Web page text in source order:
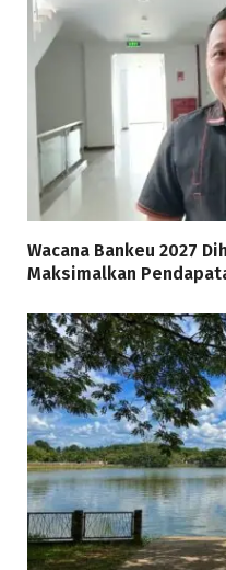
Wacana Bankeu 2027
Maksimalkan